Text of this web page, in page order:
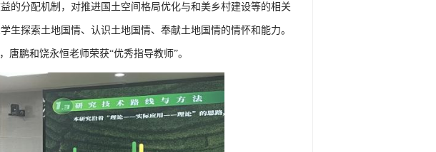
的分配机制，对推进国土空间格局优化与和美乡村建设等的相关
生探索土地国情、认识土地国情、奉献土地国情的情怀和能力。
唐鹏和饶永恒老师荣获“优秀指导教师”。